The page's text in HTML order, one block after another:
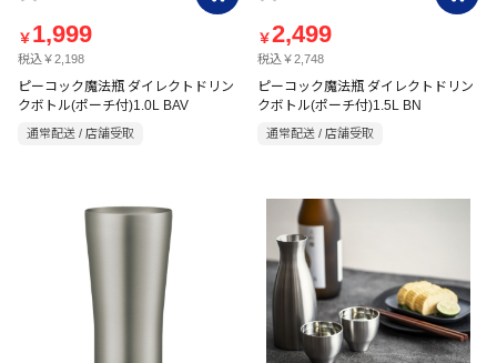
￥ 1,999
税込￥2,198
ピーコック魔法瓶 ダイレクトドリン
クボトル(ポーチ付)1.0L BAV
通常配送 / 店舗受取
￥2,499
税込￥2,748
ピーコック魔法瓶 ダイレクトドリン
クボトル(ポーチ付)1.5L BN
通常配送 / 店舗受取